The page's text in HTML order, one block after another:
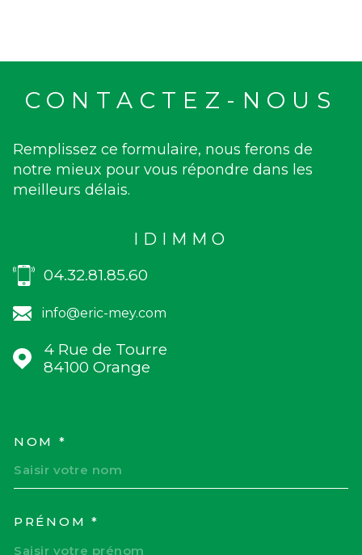
CONTACTEZ-NOUS
Remplissez ce formulaire, nous ferons de
notre mieux pour vous répondre dans les
meilleurs délais.
IDIMMO
04.32.81.85.60
info@eric-mey.com
4 Rue de Tourre
84100
Orange
NOM *
PRÉNOM *